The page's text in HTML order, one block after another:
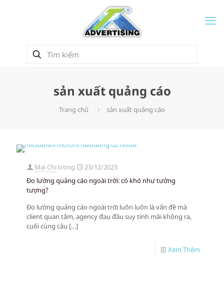
sản xuất quảng cáo
Trang chủ sản xuất quảng cáo
Mai Chi trong
23/12/2023
Đo lường quảng cáo ngoài trời: có khó như tưởng
tượng?
Đo lường quảng cáo ngoài trời luôn luôn là vấn đề mà
client quan tâm, agency đau đầu suy tính mãi không ra,
cuối cùng câu […]
Xem Thêm